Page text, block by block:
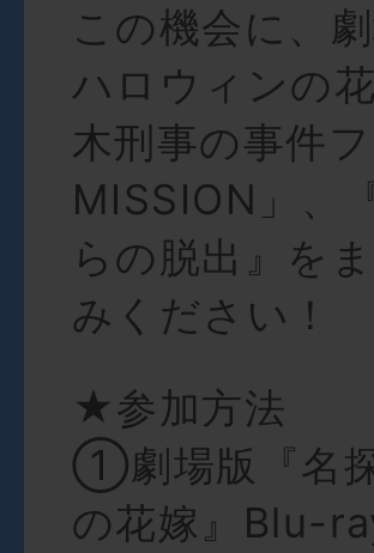
この機会に、
ハロウィンの
木刑事の事件
MISSION」、
らの脱出』を
みください！
★参加方法
①劇場版『名
の花嫁』Blu-